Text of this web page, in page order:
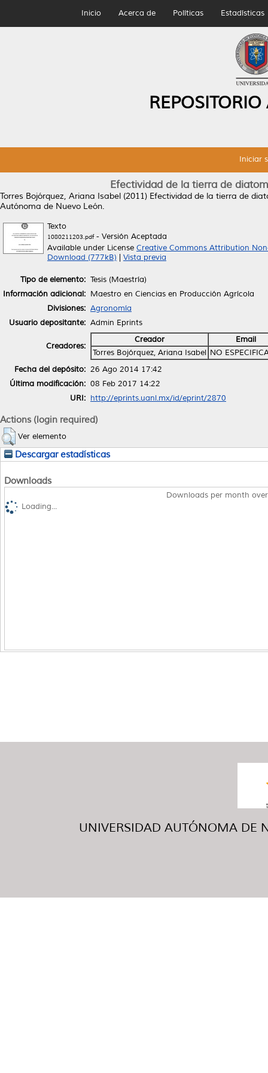
Inicio Acerca de Políticas Estadísticas
Iniciar
Efectividad de la tierra de
Torres Bojórquez, Ariana Isabel (2011) Efectividad de la tierra de
Autónoma de Nuevo León.
Texto
1080211203.pdf- Versión Aceptada
Available under License Creative Commons Attribution
Download (777kB)
Vista previa
Tipo de elemento: Tesis (Maestría)
Información adicional: Maestro en Ciencias en Producción Agrícola
Divisiones: Agronomía
Usuario depositante: Admin Eprints
Creadores:
Creador
Email
Torres Bojórquez, Ariana Isabel NO
Fecha del depósito: 26 Ago 2014 17:42
Última modificación: 08 Feb 2017 14:22
URI: http://eprints.uanl.mx/id/eprint/2870
Actions (login required)
Ver elemento
Descargar estadísticas
Downloads
Downloads per month
Loading...
UNIVERSIDAD AUTÓNOMA DE